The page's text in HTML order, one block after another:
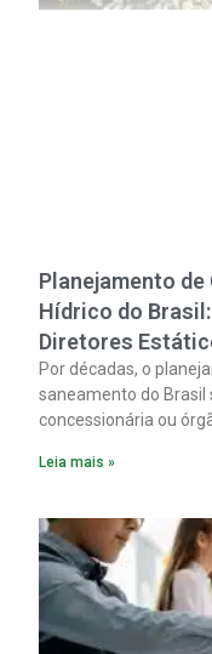
Planejamento
Hídrico do
Diretores
Por décadas, o
saneamento do
concessionária ou
Leia mais »